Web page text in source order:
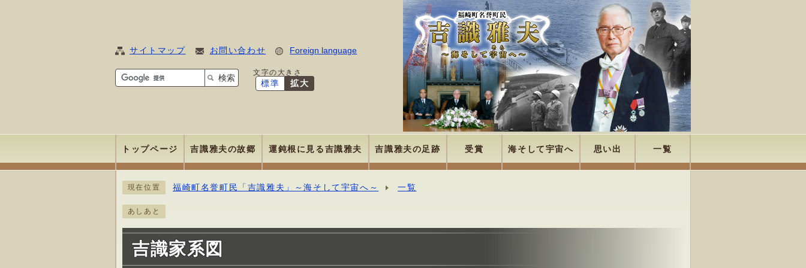
サイトマップ お問い合わせ Foreign language
検索
文字の大きさ
標準 拡大
トップページ 吉識雅夫の故郷 運鈍根に見る吉識雅夫 吉識雅夫の足跡 受賞 海そして宇宙へ 思い出 一覧
現在位置 福崎町名誉町民「吉識雅夫」～海そして宇宙へ～ 一覧
あしあと
吉識家系図